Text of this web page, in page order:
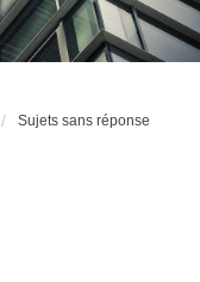
Sujets sans réponse